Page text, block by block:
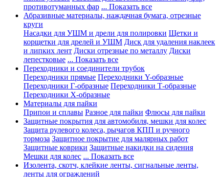
противотуманных фар ... Показать все
Абразивные материалы, наждачная бумага, отрезные
круги
Насадки для УШМ и дрели для полировки Щетки и
корщетки для дрелей и УШМ Диск для удаления наклеек
и липких лент Диски отрезные по металлу Диски
лепестковые ... Показать все
Переходники и соединители трубок
Переходники прямые Переходники Y-образные
Переходники Г-образные Переходники Т-образные
Переходники Х-образные
Материалы для пайки
Припои и сплавы Разное для пайки Флюсы для пайки
Защитные покрытия для автомобиля, мешки для колес
Защита рулевого колеса, рычагов КПП и ручного
тормоза Защитное покрытие для малярных работ
Защитные коврики Защитные накидки на сидения
Мешки для колес ... Показать все
Изолента, скотч, клейкие ленты, сигнальные ленты,
ленты для ограждений